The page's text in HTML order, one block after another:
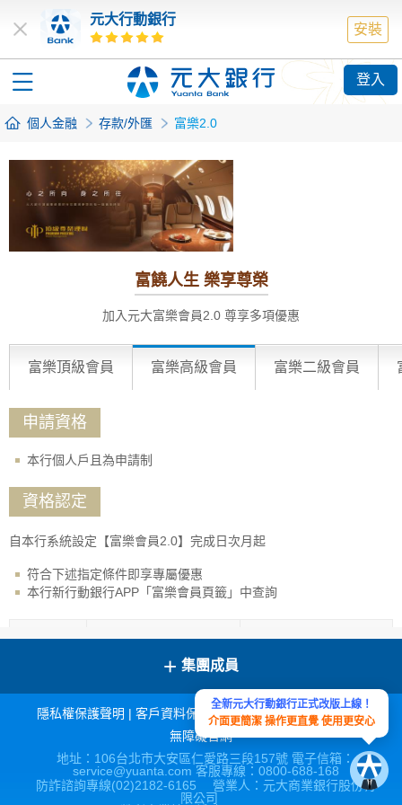
元大行動銀行
安裝
登入
個人金融 存款/外匯 富樂2.0
富饒人生 樂享尊榮
加入元大富樂會員2.0 尊享多項優惠
富樂頂級會員 富樂高級會員 富樂二級會員
申請資格
本行個人戶且為申請制
資格認定
自本行系統設定【富樂會員2.0】完成日次月起
符合下述指定條件即享專屬優惠
本行新行動銀行APP「富樂會員頁籤」中查詢
指標 指定基金扣款 新增存款均額
為富樂
高級會
新申購任一筆指定基
金且成功扣款新臺幣
1000元以上。
於本行前一個月【臺
【基期均額】達新臺
幣100萬元以上~未達
300萬元(折合等值新
持續或
啟動後次月起:每月持
+ 集團成員
隱私權保護聲明 | 客戶資料保密措施|宣導連結|網站導覽|
無障礙官網
地址：106台北市大安區仁愛路三段157號 電子信箱：
service@yuanta.com 客服專線：0800-688-168
防詐諮詢專線(02)2182-6165 營業人：元大商業銀行股份有
限公司
全新元大行動銀行正式改版上線！
介面更簡潔 操作更直覺 使用更安心